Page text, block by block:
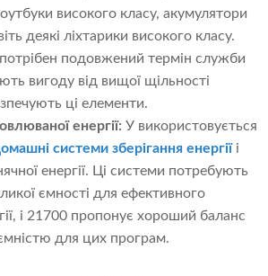
високого класу, акумулятори
деякі ліхтарики високого класу.
подовжений термін служби
вигоду від вищої щільності
ці елементи.
енергії: У використовується
системи зберігання енергіїі
енергії. Ці системи потребують
ємності для ефективного
і 21700 пропонує хороший баланс
для цих програм.